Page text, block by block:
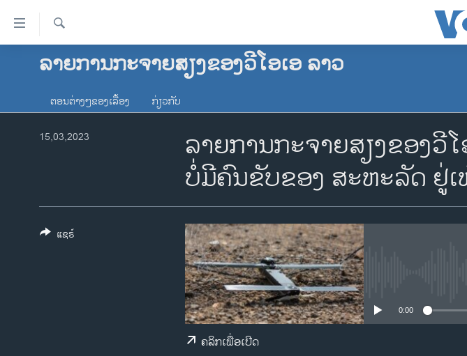
ລິ້ງ
ສຳຫລັບ
ຂ້າມ
ໂຮມເພຈ
ອາເມຣິກາ
ການເລືອກຕັ້ງ ປະທານາທີບໍດີ ສະຫະລັດ
ລາຍການກະຈາຍສຽງຂອງວີໂອເອ ລາວ
Apple
Spotify
ຕອນຕ່າງໆຂອງເລື້ອງ ກ່ຽວກັບ
ລາຍການກະຈາຍສຽງຂອງວີ
ບໍ່​ມີ​ຄົນ​ຂັບ​ຂອງ ສະ​ຫະ​ລັດ ຢູ່​
15,03,2023
0:00
ຄລິກເພື່ອເປີດ
ແຊຣ໌